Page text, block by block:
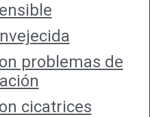
problemas de
cicatrices